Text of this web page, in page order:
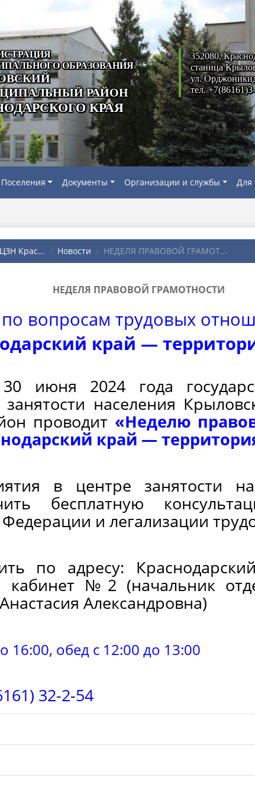
ОБРАЗОВАНИЯ
РАЙОН
КРАЯ
352080,
станица
ул.
тел.
Поселения Документы Организации и службы Для
Крас... Новости НЕДЕЛЯ ПРАВОВОЙ ГРАМОТ...
НЕДЕЛЯ ПРАВОВОЙ ГРАМОТНОСТИ
по вопросам трудовых
край —
2024 года
населения
проводит «Неделю
край —
в центре занятости
бесплатную
Федерации и легализации
по адресу:
кабинет №2 (начальник
Александровна)
16:00, обед с 12:00 до 13:00
32-2-54